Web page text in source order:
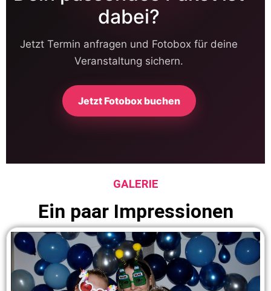
dabei?
Jetzt Termin anfragen und Fotobox für deine
Veranstaltung sichern.
Jetzt Fotobox buchen
GALERIE
Ein paar Impressionen